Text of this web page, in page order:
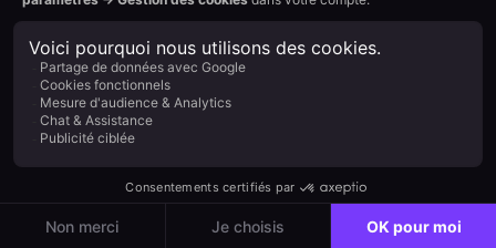
plusambitieuses
«Grâce àPositive
User,
seulement
considérablement